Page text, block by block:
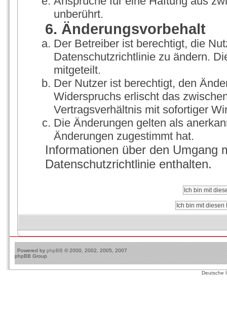
unberührt.
6. Änderungsvorbehalt
Der Betreiber ist berechtigt, die
Datenschutzrichtlinie zu ändern.
mitgeteilt.
Der Nutzer ist berechtigt, den
Widerspruchs erlischt das
Vertragsverhältnis mit sofortiger
Die Änderungen gelten als
Änderungen zugestimmt hat.
Informationen über den Umgang
Datenschutzrichtlinie enthalten.
Powered by phpBB © 2000, 2002, 2005, 2007
phpBB Group
Deutsche